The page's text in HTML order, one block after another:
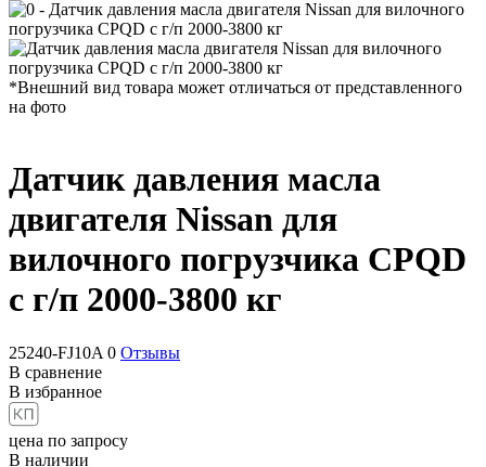
*Внешний вид товара может отличаться от представленного
на фото
Датчик давления масла
двигателя Nissan для
вилочного погрузчика CPQD
с г/п 2000-3800 кг
25240-FJ10A 0 Отзывы
В сравнение
В избранное
цена по запросу
В наличии